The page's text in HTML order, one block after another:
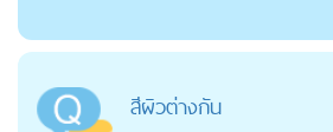
สีผิวต่างกัน